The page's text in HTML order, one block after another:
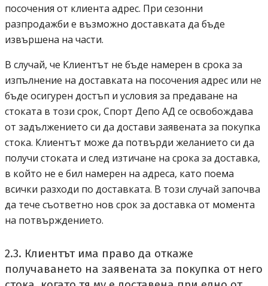
посочения от клиента адрес. При сезонни
разпродажби е възможно доставката да бъде
извършена на части.
В случай, че Клиентът не бъде намерен в срока за
изпълнение на доставката на посочения адрес или не
бъде осигурен достъп и условия за предаване на
стоката в този срок, Спорт Депо АД Спорт депо А ДЕ
се освобождава
от задължението си да достави заявената за покупка
стока. Клиентът може да потвърди желанието си да
получи стоката и след изтичане на срока за доставка,
в който не е бил намерен на адреса, като поема
всички разходи по доставката. В този случай започва
да тече съответно нов срок за доставка от момента
на потвърждението.
2.3. Клиентът има право да откаже
получаването на заявената за покупка от него